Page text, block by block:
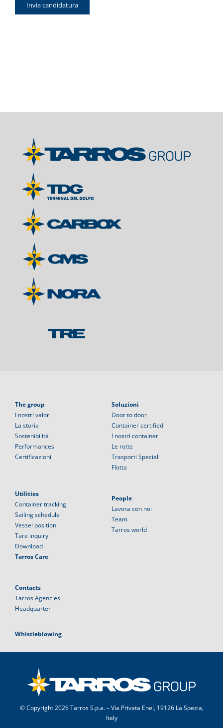
Invia candidatura
The group
I nostri valori
La storia
Sostenibilità
Performances
Certificazioni
Soluzioni
Door to door
Container certified
I nostri container
Le rotte
Trasporti Speciali
Flotta
Utilities
Container tracking
Sailing schedule
Vessel position
Tare inquiry
Download
Tarros Care
People
Lavora con noi
Team
Tarros world
Contacts
Tarros Agencies
Headquarter
Whistleblowing
© Copyright2026 Tarros S.p.a. – Via Privata Enel, 19126 La Spezia,
Italy